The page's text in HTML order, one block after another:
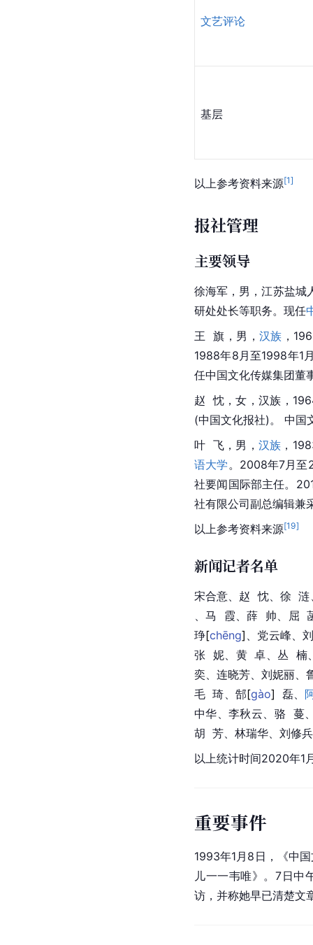
文艺评论
基层
以上参考资料来源[1]
报社管理
主要领导
徐海军，男，江苏盐城
研处处长等职务。现任
王  旗，男， 汉族 ，
1988年8月至1998年1
任中国文化传媒集团董
赵  忱，女，汉族，
(中国文化报社)。 中
叶  飞，男， 汉族 ，
语大学 。2008年7月至
社要闻国际部主任。
社有限公司副总编辑兼
以上参考资料来源[19]
新闻记者名单
宋合意、赵  忱、徐  涟
、马  霞、薛  帅、屈
琤[chēng] 、党云峰、
张  妮 、黄  卓、丛  楠
奕、连晓芳、刘妮丽、
毛  琦、 郜[gào] 磊、
中华、李秋云、骆  蔓
胡  芳、林瑞华、刘修
以上统计时间2020年1
重要事件
1993年1月8日，《中
儿一一韦唯》。7日中
访，并称她早已清楚文